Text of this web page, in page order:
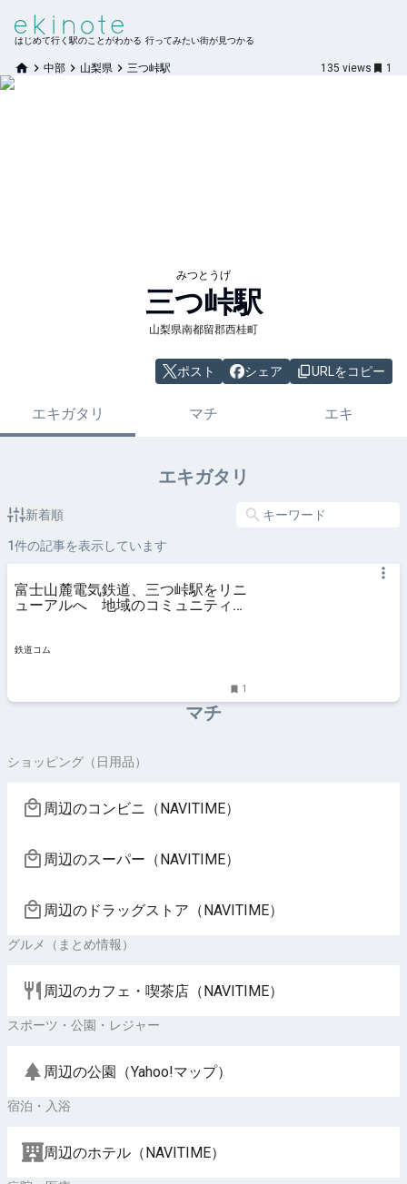
はじめて行く駅のことがわかる 行ってみたい街が見つかる
中部 山梨県 三つ峠駅 135 views 1
みつとうげ
三つ峠駅
山梨県南都留郡西桂町
ポスト シェア URLをコピー
エキガタリ マチ エキ
エキガタリ
新着順
1件の記事を表示しています
富士山麓電気鉄道、三つ峠駅をリニ
ューアルへ 地域のコミュニティ施
鉄道コム
1
マチ
ショッピング（日用品）
周辺のコンビニ（NAVITIME）
周辺のスーパー（NAVITIME）
周辺のドラッグストア（NAVITIME）
グルメ（まとめ情報）
周辺のカフェ・喫茶店（NAVITIME）
スポーツ・公園・レジャー
周辺の公園（Yahoo!マップ）
宿泊・入浴
周辺のホテル（NAVITIME）